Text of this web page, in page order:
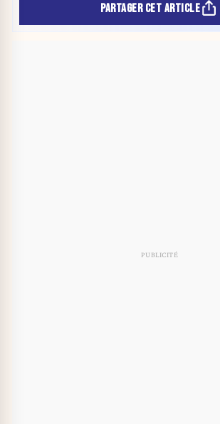
PARTAGER CET ARTICLE